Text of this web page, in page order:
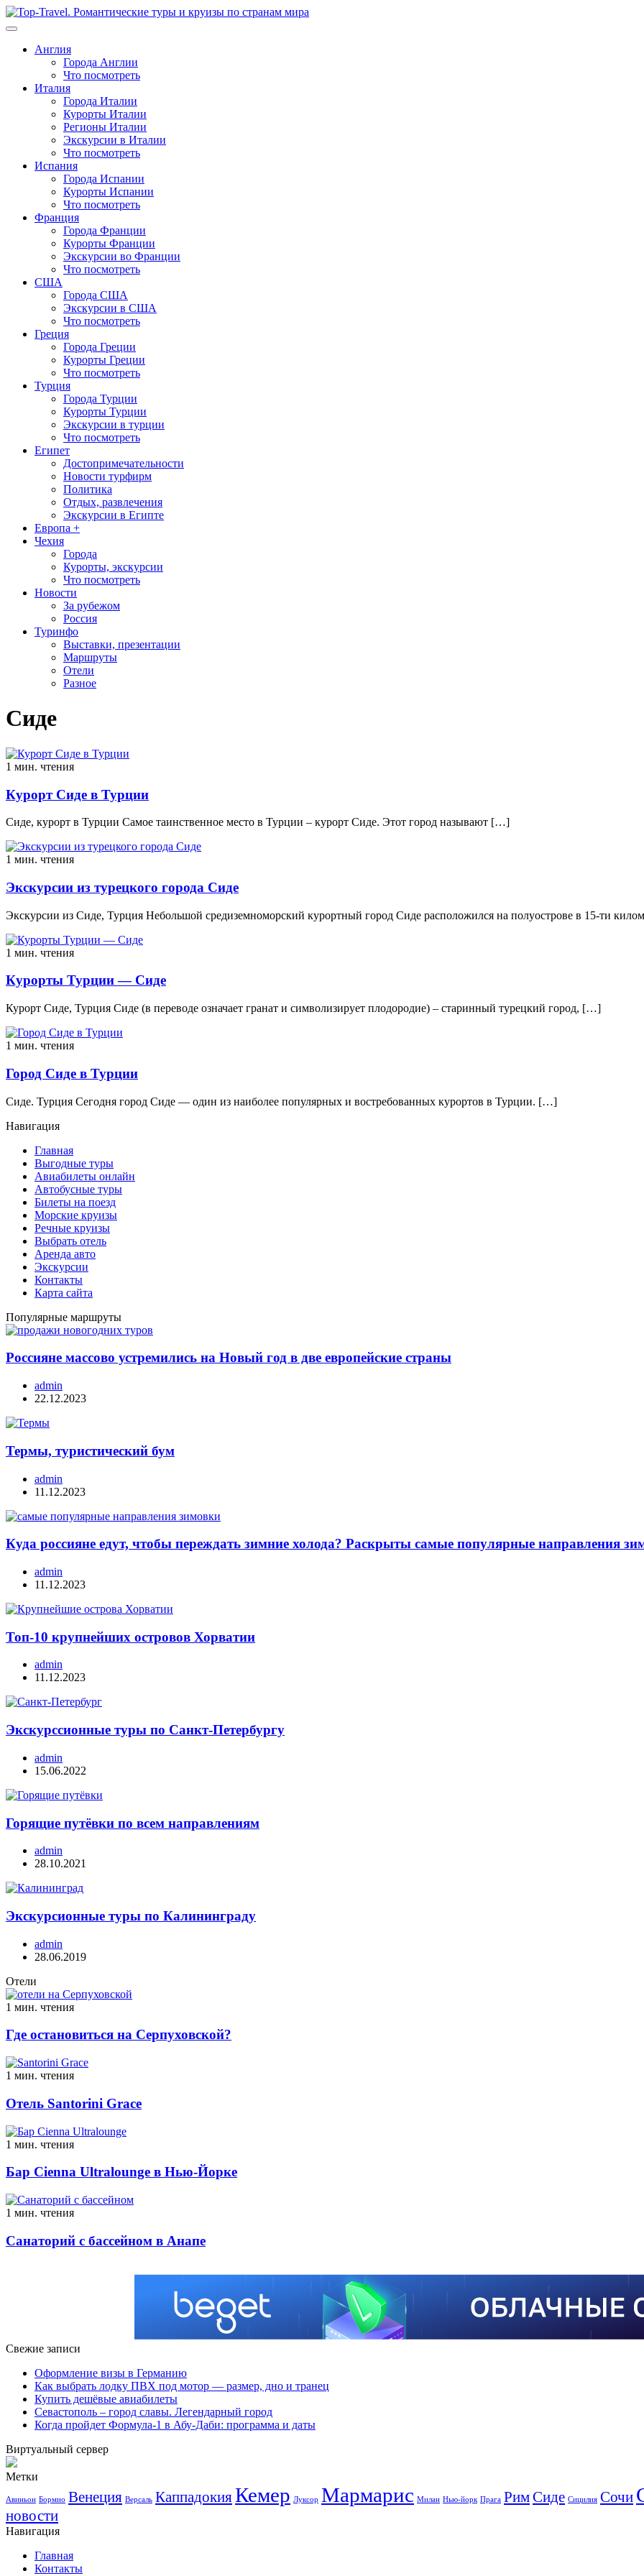
Перейти
к
Англия
Города Англии
Что посмотреть
Италия
Города Италии
Курорты Италии
Регионы Италии
Экскурсии в Италии
Что посмотреть
Испания
Города Испании
Курорты Испании
Что посмотреть
Франция
Города Франции
Курорты Франции
Экскурсии во Франции
Что посмотреть
США
Города США
Экскурсии в США
Что посмотреть
Греция
Города Греции
Курорты Греции
Что посмотреть
Турция
Города Турции
Курорты Турции
Экскурсии в турции
Что посмотреть
Египет
Достопримечательности
Новости турфирм
Политика
Отдых, развлечения
Экскурсии в Египте
Европа +
Чехия
Города
Курорты, экскурсии
Что посмотреть
Новости
За рубежом
Россия
Туринфо
Выставки, презентации
Маршруты
Отели
Разное
Сиде
1 мин. чтения
Курорт Сиде в Турции
Сиде, курорт в Турции Самое таинственное место в Турции – курорт Сиде. Этот город называют […]
1 мин. чтения
Экскурсии из турецкого города Сиде
Экскурсии из Сиде, Турция Небольшой средиземноморский курортный город Сиде расположился на полуострове в 15-ти
1 мин. чтения
Курорты Турции — Сиде
Курорт Сиде, Турция Сиде (в переводе означает гранат и символизирует плодородие) – старинный турецкий город, […]
1 мин. чтения
Город Сиде в Турции
Сиде. Турция Сегодня город Сиде — один из наиболее популярных и востребованных курортов в Турции. […]
Навигация
Главная
Выгодные туры
Авиабилеты онлайн
Автобусные туры
Билеты на поезд
Морские круизы
Речные круизы
Выбрать отель
Аренда авто
Экскурсии
Контакты
Карта сайта
Популярные маршруты
Россияне массово устремились на Новый год в две европейские страны
admin
22.12.2023
Термы, туристический бум
admin
11.12.2023
Куда россияне едут, чтобы переждать зимние холода? Раскрыты самые популярные направления
admin
11.12.2023
Топ-10 крупнейших островов Хорватии
admin
11.12.2023
Экскурссионные туры по Санкт-Петербургу
admin
15.06.2022
Горящие путёвки по всем направлениям
admin
28.10.2021
Экскурсионные туры по Калининграду
admin
28.06.2019
Отели
1 мин. чтения
Где остановиться на Серпуховской?
1 мин. чтения
Отель Santorini Grace
1 мин. чтения
Бар Cienna Ultralounge в Нью-Йорке
1 мин. чтения
Санаторий с бассейном в Анапе
Свежие записи
Оформление визы в Германию
Как выбрать лодку ПВХ под мотор — размер, дно и транец
Купить дешёвые авиабилеты
Севастополь – город славы. Легендарный город
Когда пройдет Формула-1 в Абу-Даби: программа и даты
Виртуальный сервер
Метки
Авиньон Бормио Венеция Версаль КаппадокияКемер Луксор Мармарис Милан Нью-йорк Прага РимСиде Сицилия Сочи
новости
Навигация
Главная
Контакты